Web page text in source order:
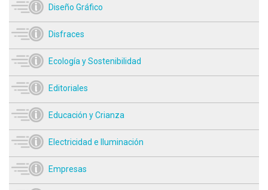
Diseño Gráfico
Disfraces
Ecología y Sostenibilidad
Editoriales
Educación y Crianza
Electricidad e Iluminación
Empresas